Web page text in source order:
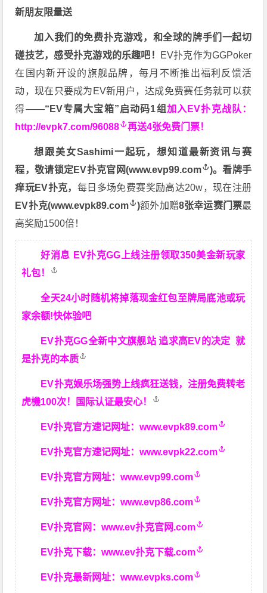
新朋友限量送
加入我们的免费扑克游戏，和全球的牌手们一起切
磋技艺，感受扑克游戏的乐趣吧！
EV扑克作为GGPoker
在国内新开设的旗舰品牌，每月不断推出福利反馈活
动，现在只要成为EV新用户，达成免费赛任务就可以获
得——“EV专属大宝箱”启动码1组 加入EV扑克战队：
http://evpk7.com/96088
再送4张免费门票！
想跟美女Sashimi一起玩，想知道最新资讯与赛
程，敬请锁定EV扑克官网(www.evp99.com )。看牌手
痒玩EV扑克， 每日多场免费赛奖励高达20w，现在注册
EV扑克(www.evpk89.com )额外加赠8张幸运赛门票最
高奖励1500倍！
好消息 EV扑克GG上线注册领取350美金新玩家
礼包！
全天24小时随机将掉落现金红包至牌局底池或玩
家余额!快体验吧
EV扑克GG全新中文旗舰站追求高EV的决定就
是扑克的本质
EV扑克娱乐场强势上线疯狂送钱，注册免费转老
虎機100次！国际认证最安心！
EV扑克官方速记网址：www.evpk89.com
EV扑克官方速记网址：www.evpk22.com
EV扑克官方网址：www.evp99.com
EV扑克官方网址：www.evp86.com
EV扑克官网：www.ev扑克官网.com
EV扑克下载：www.ev扑克下载.com
EV扑克最新网址：www.evpks.com